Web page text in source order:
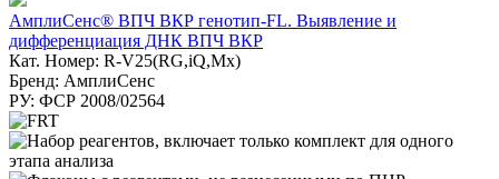
АмплиСенс® ВПЧ ВКР генотип-FL. Выявление и
дифференциация ДНК ВПЧ ВКР
Кат. Номер: R-V25(RG,iQ,Mx)
Бренд: АмплиСенс
РУ: ФСР 2008/02564